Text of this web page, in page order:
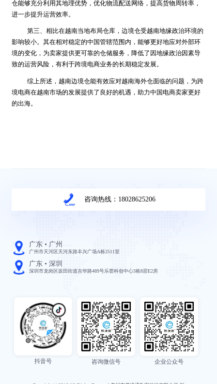
仓能够充分利用其地理优势，优化物流配送网络，提高货物周转率，
进一步提升运营效率。
第三、相比在越南当地布局仓库，边境仓受越南地缘政治环境的
影响较小。其在相对稳定的中国管辖范围内，能够更好地应对外部环
境的变化，为卖家提供更可靠的仓储服务，降低了因地缘政治因素导
致的运营风险，有利于跨境电商业务的长期稳定发展。
综上所述，越南边境仓能有效应对越南海外仓面临的问题，为跨
境电商在越南市场的发展提供了良好的机遇，助力中国电商卖家更好
的出海。
咨询热线：18028625206
广东 • 广州
广州市天河区天河东路丰兴广场A栋2511室
广东 • 深圳
深圳市龙岗区坂田街道吉华路489号乐荟科创中心3栋8层E2房
抖音号 咨询微信号 企业公众号